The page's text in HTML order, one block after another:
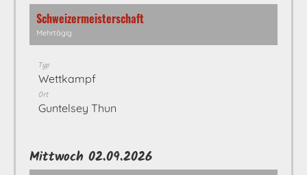
Schweizermeisterschaft
Mehrtägig
Typ
Wettkampf
Ort
Guntelsey Thun
Mittwoch 02.09.2026